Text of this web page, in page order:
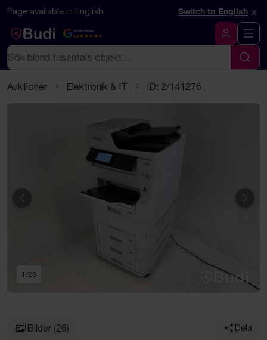
Hoppa till innehåll
Textbaserad (markdown) version av denna sida
Page available in English Switch to English ×
Google Rating
4.5
Logga in
Sök
Sök
Auktioner Elektronik & IT ID: 2/141276
Föregående
1 /26
Bilder (26) Dela